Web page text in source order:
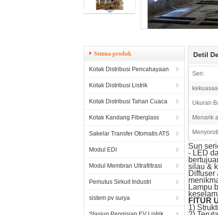
Semua produk
Kotak Distribusi Pencahayaan
Kotak Distribusi Listrik
Kotak Distribusi Tahan Cuaca
Kotak Kandang Fiberglass
Sakelar Transfer Otomatis ATS
Modul EDI
Modul Membran Ultrafiltrasi
Pemutus Sirkuit Industri
sistem pv surya
Detil
Seri:
Ukuran
Menarik
Sun
- LED
silau &
Diffuser
Lampu
FITUR
1)